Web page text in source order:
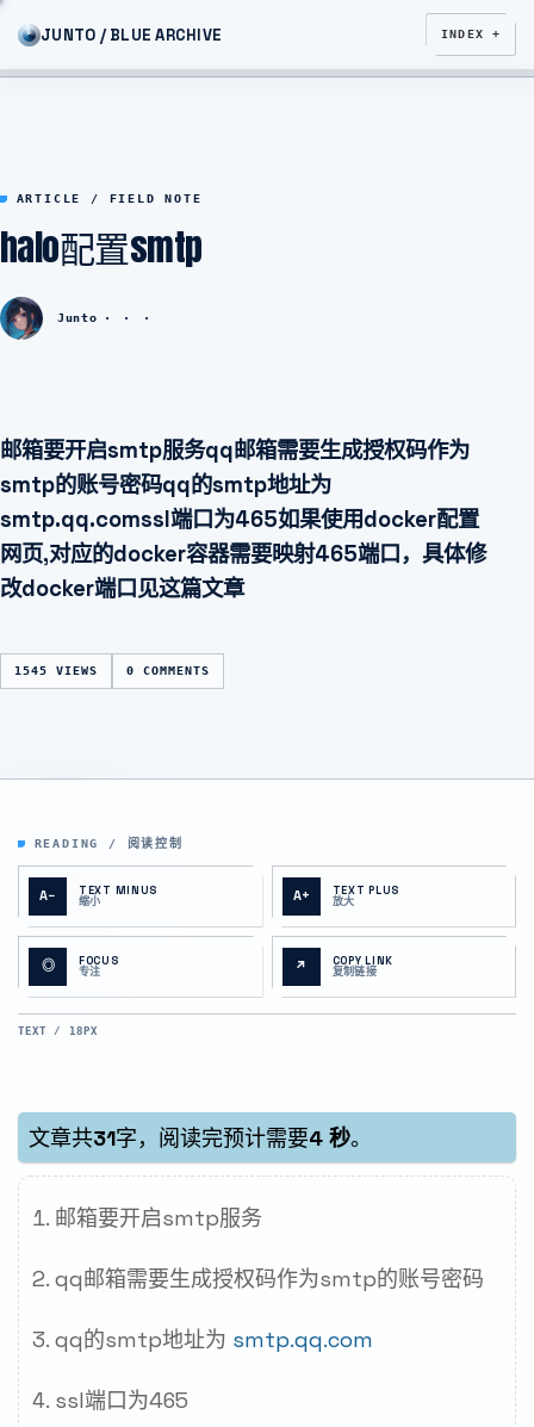
JUNTO / BLUE ARCHIVE INDEX +
ARTICLE / FIELD NOTE
halo配置smtp
Junto
邮箱要开启smtp服务qq邮箱需要生成授权码作为
smtp的账号密码qq的smtp地址为
smtp.qq.comssl端口为465如果使用docker配置
网页,对应的docker容器需要映射465端口，具体修
改docker端口见这篇文章
1545 VIEWS 0 COMMENTS
READING / 阅读控制
A− TEXT MINUS
缩小 A+ TEXT PLUS
放大
◎ FOCUS
专注 ↗ COPY LINK
复制链接
TEXT / 18PX
文章共31字，阅读完预计需要4 秒。
邮箱要开启smtp服务
qq邮箱需要生成授权码作为smtp的账号密码
qq的smtp地址为 smtp.qq.com
ssl端口为465